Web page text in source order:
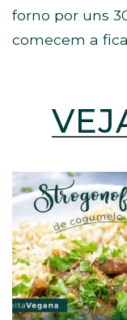
forno por uns
comecem a